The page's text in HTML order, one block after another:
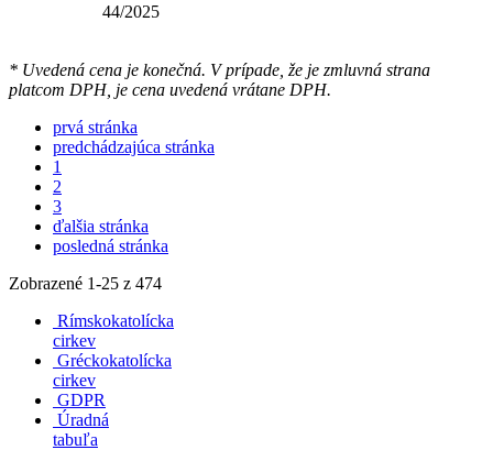
44/2025
* Uvedená cena je konečná. V prípade, že je zmluvná strana
platcom DPH, je cena uvedená vrátane DPH.
prvá stránka
predchádzajúca stránka
1
2
3
ďalšia stránka
posledná stránka
Zobrazené 1-25 z 474
Rímskokatolícka
cirkev
Gréckokatolícka
cirkev
GDPR
Úradná
tabuľa